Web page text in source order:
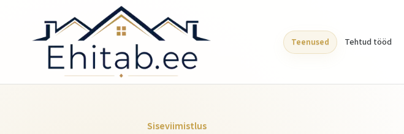
Teenused Tehtud tööd
Siseviimistlus